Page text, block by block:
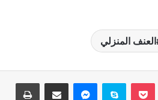
العنف المنزلي
بوكيت سكايب ماسنجر مشاركة عبر البريد طباعة